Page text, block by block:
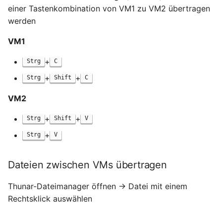
Oktober 2018
September 2018
Mai 2018
Februar 2018
Januar 2018
Oktober 2016
September 2014
einer Tastenkombination von VM1 zu VM2 übertragen
werden
VM1
Strg + C
Strg + Shift + C
VM2
Strg + Shift + V
Strg + V
Dateien zwischen VMs übertragen
Thunar-Dateimanager öffnen → Datei mit einem
Rechtsklick auswählen